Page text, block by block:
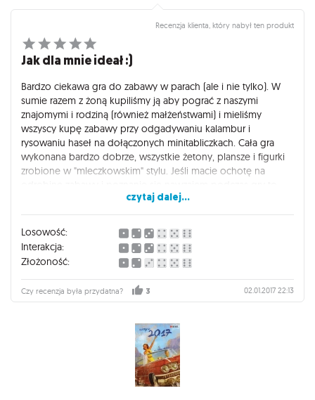
Recenzja klienta, który nabył ten produkt
Jak dla mnie ideał :)
Bardzo ciekawa gra do zabawy w parach (ale i nie tylko). W
sumie razem z żoną kupiliśmy ją aby pograć z naszymi
znajomymi i rodziną (również małżeństwami) i mieliśmy
wszyscy kupę zabawy przy odgadywaniu kalambur i
rysowaniu haseł na dołączonych minitabliczkach. Cała gra
wykonana bardzo dobrze, wszystkie żetony, plansze i figurki
zrobione w "mleczkowskim" stylu. Jeśli macie ochotę na
jest to świetna pozycja - nam bardzo przypadła do gustu :)
Polecamy!
czytaj dalej...
Losowość:
Interakcja:
Złożoność:
Czy recenzja była przydatna? 3 02.01.2017 22:13